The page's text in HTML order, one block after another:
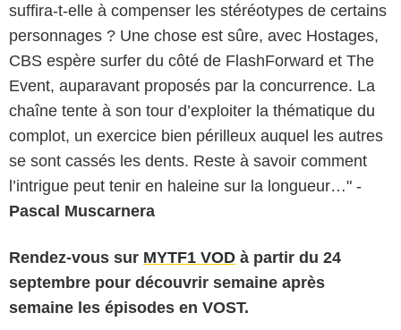
suffira-t-elle à compenser les stéréotypes de certains
personnages ? Une chose est sûre, avec Hostages,
CBS espère surfer du côté de FlashForward et The
Event, auparavant proposés par la concurrence. La
chaîne tente à son tour d’exploiter la thématique du
complot, un exercice bien périlleux auquel les autres
se sont cassés les dents. Reste à savoir comment
l’intrigue peut tenir en haleine sur la longueur…" -
Pascal Muscarnera
Rendez-vous sur MYTF1 VOD à partir du 24
septembre pour découvrir semaine après
semaine les épisodes en VOST.